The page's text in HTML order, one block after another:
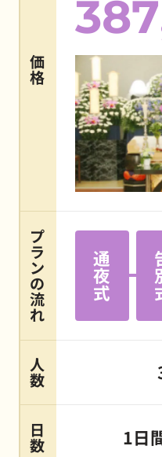
価
格
プ
ラ
ン
の
流
れ
通
夜
式
人
数
日
数 1日